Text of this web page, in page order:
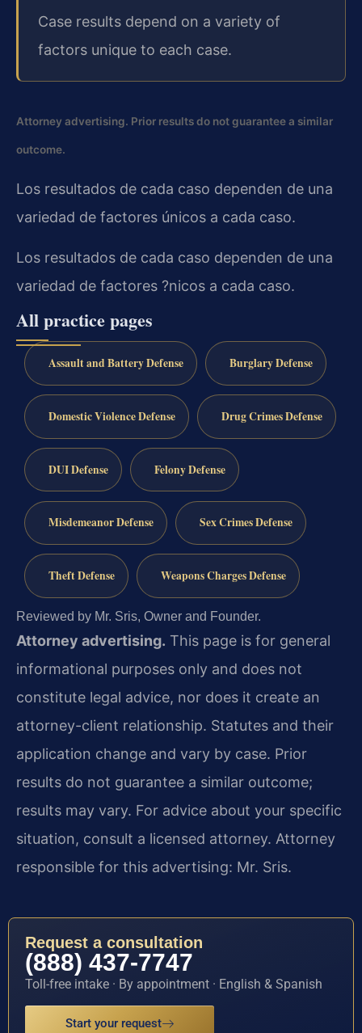
Case results depend on a variety of
factors unique to each case.
Attorney advertising. Prior results do not guarantee a similar
outcome.
Los resultados de cada caso dependen de una
variedad de factores únicos a cada caso.
Los resultados de cada caso dependen de una
variedad de factores ?nicos a cada caso.
All practice pages
Assault and Battery Defense Burglary Defense
Domestic Violence Defense Drug Crimes Defense
DUI Defense Felony Defense
Misdemeanor Defense Sex Crimes Defense
Theft Defense Weapons Charges Defense
Reviewed by Mr. Sris, Owner and Founder.
Attorney advertising. This page is for general
informational purposes only and does not
constitute legal advice, nor does it create an
attorney-client relationship. Statutes and their
application change and vary by case. Prior
results do not guarantee a similar outcome;
results may vary. For advice about your specific
situation, consult a licensed attorney. Attorney
responsible for this advertising: Mr. Sris.
Request a consultation
(888) 437-7747
Toll-free intake · By appointment · English & Spanish
Start your request